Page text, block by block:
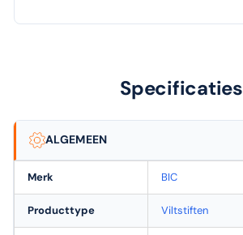
Specificaties
ALGEMEEN
Merk BIC
Producttype Viltstiften